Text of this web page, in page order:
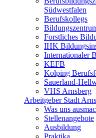
Südwestfalen
Berufskollegs
Forstliches
IHK
Internationaler
KEFB
Kolping
Sauerland-
VHS Arnsberg
Arbeitgeber Stadt
Was uns
Stellenangebote
Ausbildung
Praktika